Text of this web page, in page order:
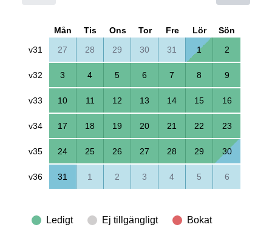
Mån Tis Ons Tor Fre Lör
Sön
v31
27 28 29 30 31 1 2
v32 3 4 5 6 7 8 9
v33 10 11 12 13 14 15 16
v34 17 18 19 20 21 22 23
v35 24 25 26 27 28 29 30
v36 31 1 2 3 4 5 6
Ledigt Ej tillgängligt Bokat